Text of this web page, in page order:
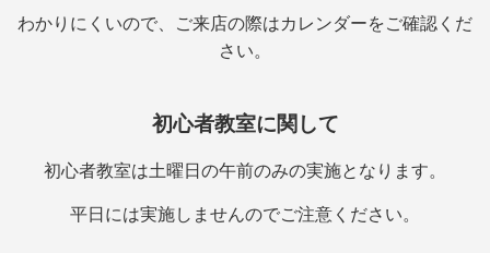
わかりにくいので、ご来店の際はカレンダーをご確認くだ
さい。
初心者教室に関して
初心者教室は土曜日の午前のみの実施となります。
平日には実施しませんのでご注意ください。